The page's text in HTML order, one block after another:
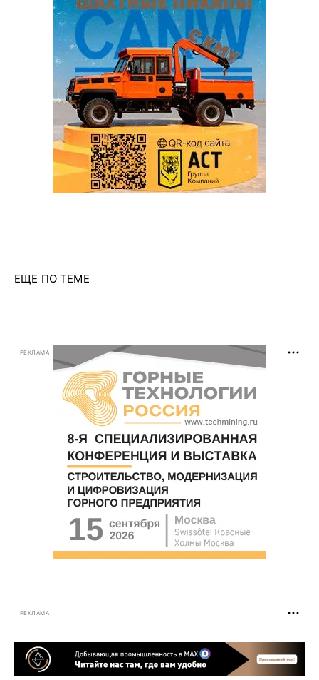
ЕЩЕ ПО ТЕМЕ
РЕКЛАМА
РЕКЛАМА